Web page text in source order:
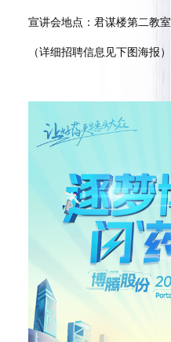
宣讲会地点：君谋楼第二教室
（详细招聘信息见下图海报 ）